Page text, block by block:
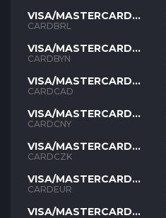
VISA/MASTERCARD
BRL
CARDBRL
VISA/MASTERCARD
BYN
CARDBYN
VISA/MASTERCARD
CAD
CARDCAD
VISA/MASTERCARD
CNY
CARDCNY
VISA/MASTERCARD
CZK
CARDCZK
VISA/MASTERCARD
EUR
CARDEUR
VISA/MASTERCARD